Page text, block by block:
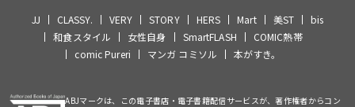
JJ CLASSY. VERY STORY HERS Mart 美ST
bis
和食スタイル
女性自身 SmartFLASH
COMIC熱帯
comic Pureri
マンガ コミソル 本がすき。
ABJマークは、この電子書店・電子書籍配信サービスが、著作権者からコン